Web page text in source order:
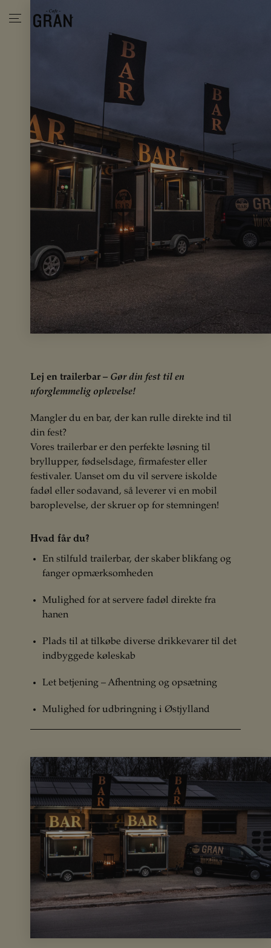
Lej en trailerbar – Gør din fest til en
uforglemmelig oplevelse!
Mangler du en bar, der kan rulle direkte ind til
din fest?
Vores trailerbar er den perfekte løsning til
bryllupper, fødselsdage, firmafester eller
festivaler. Uanset om du vil servere iskolde
fadøl eller sodavand, så leverer vi en mobil
baroplevelse, der skruer op for stemningen!
Hvad får du?
En stilfuld trailerbar, der skaber blikfang og
fanger opmærksomheden
Mulighed for at servere fadøl direkte fra
hanen
Plads til at tilkøbe diverse drikkevarer til det
indbyggede køleskab
Let betjening – Afhentning og opsætning
Mulighed for udbringning i Østjylland